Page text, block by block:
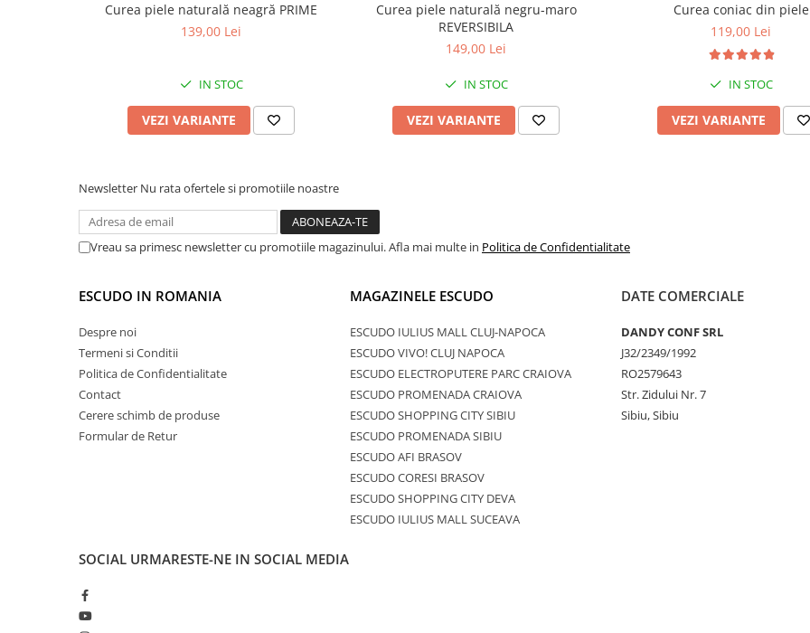
Curea piele naturală neagră PRIME
139,00 Lei
IN STOC
VEZI VARIANTE
Curea piele naturală negru-maro
REVERSIBILA
149,00 Lei
IN STOC
VEZI VARIANTE
Curea coniac din piele
119,00 Lei
IN STOC
VEZI VARIANTE
Newsletter Nu rata ofertele si promotiile noastre
Vreau sa primesc newsletter cu promotiile magazinului. Afla mai multe in Politica de Confidentialitate
ESCUDO IN ROMANIA
Despre noi
Termeni si Conditii
Politica de Confidentialitate
Contact
Cerere schimb de produse
Formular de Retur
MAGAZINELE ESCUDO
ESCUDO IULIUS MALL CLUJ-NAPOCA
ESCUDO VIVO! CLUJ NAPOCA
ESCUDO ELECTROPUTERE PARC CRAIOVA
ESCUDO PROMENADA CRAIOVA
ESCUDO SHOPPING CITY SIBIU
ESCUDO PROMENADA SIBIU
ESCUDO AFI BRASOV
ESCUDO CORESI BRASOV
ESCUDO SHOPPING CITY DEVA
ESCUDO IULIUS MALL SUCEAVA
DATE COMERCIALE
DANDY CONF SRL
J32/2349/1992
RO2579643
Str. Zidului Nr. 7
Sibiu, Sibiu
SOCIAL URMARESTE-NE IN SOCIAL MEDIA